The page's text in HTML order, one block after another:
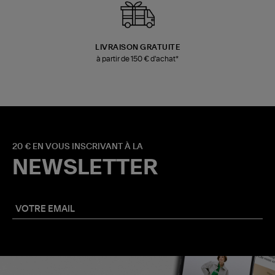
LIVRAISON GRATUITE
à partir de 150 € d'achat*
20 € EN VOUS INSCRIVANT À LA
NEWSLETTER